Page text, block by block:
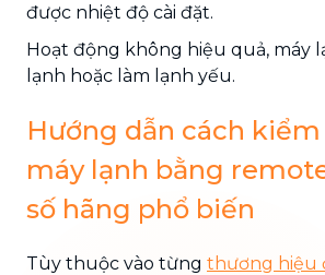
được nhiệt độ cài đặt.
Hoạt động không hiệu quả, máy
lạnh hoặc làm lạnh yếu.
Hướng dẫn cách
máy lạnh bằng
số hãng phổ biến
Tùy thuộc vào từng thương hiệu